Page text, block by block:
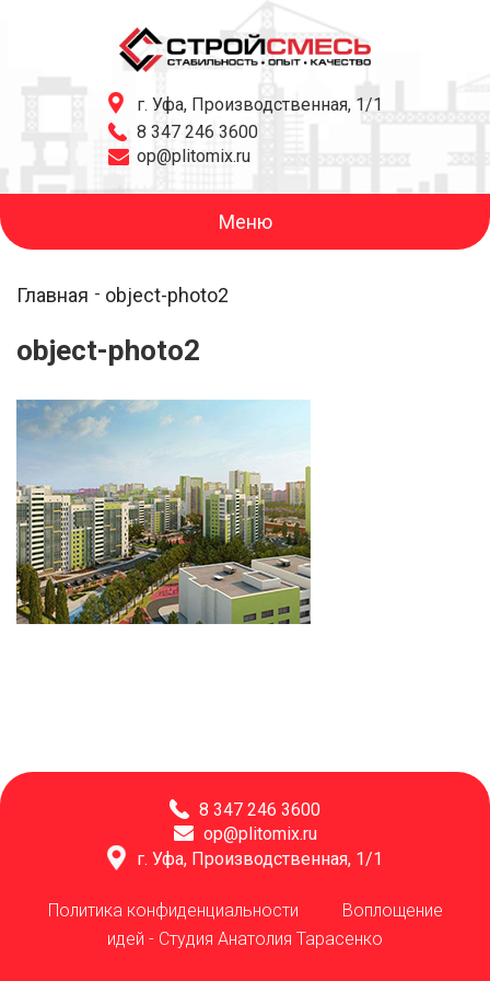
г. Уфа, Производственная, 1/1
8 347 246 3600
op@plitomix.ru
Меню
Главная object-photo2
object-photo2
8 347 246 3600
op@plitomix.ru
г. Уфа, Производственная, 1/1
Политика конфиденциальности Воплощение
идей - Студия Анатолия Тарасенко